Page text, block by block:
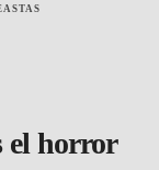
el horror